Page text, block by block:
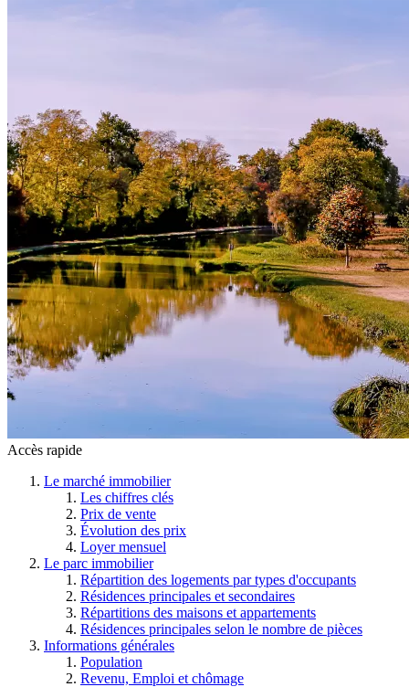
Accès rapide
Le marché immobilier
Les chiffres clés
Prix de vente
Évolution des prix
Loyer mensuel
Le parc immobilier
Répartition des logements par types d'occupants
Résidences principales et secondaires
Répartitions des maisons et appartements
Résidences principales selon le nombre de pièces
Informations générales
Population
Revenu, Emploi et chômage